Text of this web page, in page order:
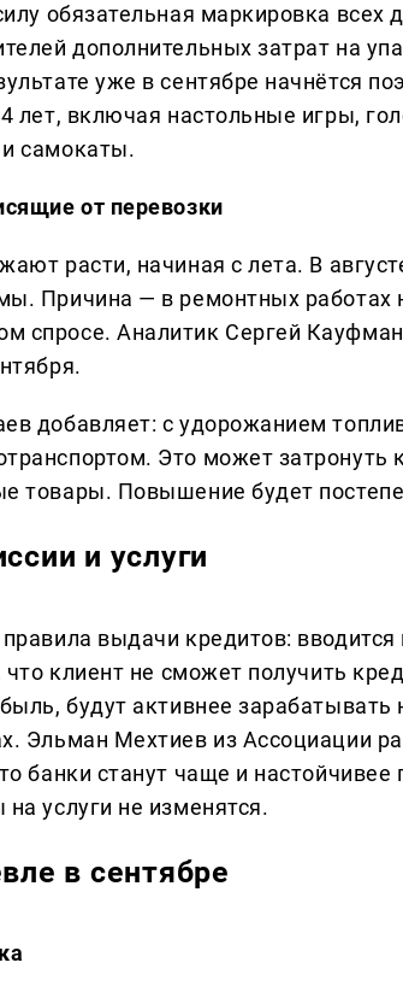
обязательная маркировка всех
дополнительных затрат на
уже в сентябре начнётся
лет, включая настольные игры,
самокаты.
от перевозки
расти, начиная с лета. В
Причина — в ремонтных работах
спросе. Аналитик Сергей Кауфман
добавляет: с удорожанием
Это может затронуть
товары. Повышение будет
и услуги
выдачи кредитов:
что клиент не сможет получить
будут активнее
Эльман Мехтиев из Ассоциации
банки станут чаще и
услуги не изменятся.
в сентябре